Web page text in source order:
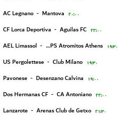
AC Legnano - Mantova ۲۰:۰۰
CF Lorca Deportiva - Aguilas FC ۲۲:۰۰
AEL Limassol - PAE APS Atromitos Athens ۱۹:۳۰
US Pergolettese - Club Milano ۱۹:۳۰
Pavonese - Desenzano Calvina ۱۹:۰۰
Dos Hermanas CF - CA Antoniano ۲۲:۰۰
Lanzarote - Arenas Club de Getxo ۲۱:۳۰